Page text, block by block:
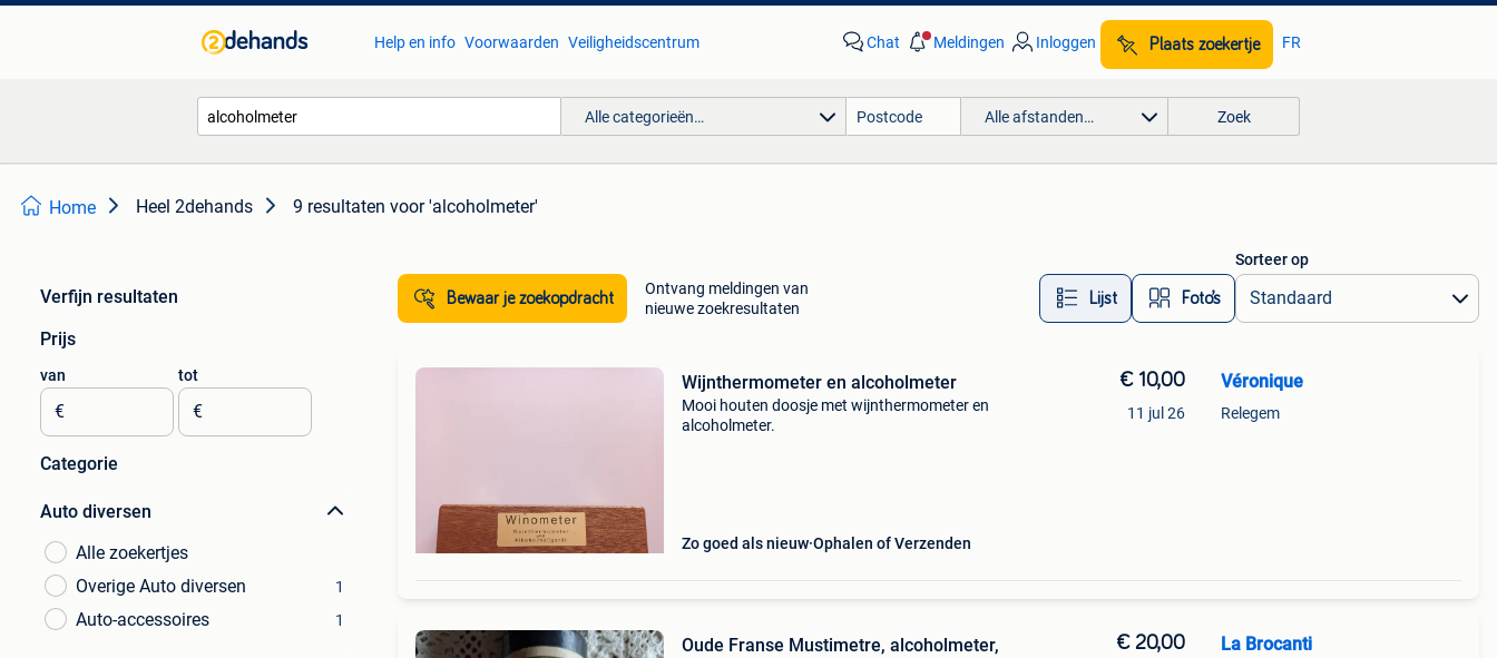
Help en info Voorwaarden Veiligheidscentrum Chat Meldingen Inloggen Plaats zoekertje FR
Alle categorieën… Alle afstanden… Zoek
Home Heel 2dehands 9 resultaten voor 'alcoholmeter'
Verfijn resultaten
Prijs
van
€
tot
€
Categorie
Auto diversen
Alle zoekertjes
Overige Auto diversen
1
Auto-accessoires 1
Bewaar je zoekopdracht
Ontvang meldingen van
nieuwe zoekresultaten
Lijst Foto’s
Sorteer op
Wijnthermometer en alcoholmeter
Mooi houten doosje met wijnthermometer en
alcoholmeter.
Zo goed als nieuw Ophalen of Verzenden
€ 10,00
11 jul 26
Véronique
Relegem
Oude Franse Mustimetre, alcoholmeter,
€ 20,00 La Brocanti